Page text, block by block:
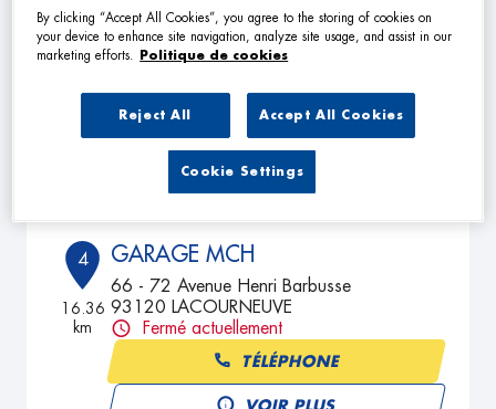
3
13.17
GARAGE DU MARCHE
19 Rue d'Alsace Lorraine
92250 LA GARENNE COLOMBES
TÉLÉPHONE
VOIR PLUS
4
16.36
km
GARAGE MCH
66 - 72 Avenue Henri Barbusse
93120 LACOURNEUVE
Fermé actuellement
TÉLÉPHONE
VOIR PLUS
By clicking “Accept All Cookies”, you agree to the storing of cookies on
your device to enhance site navigation, analyze site usage, and assist in our
marketing efforts.
Politique de cookies
Reject All Accept All Cookies
Cookie Settings